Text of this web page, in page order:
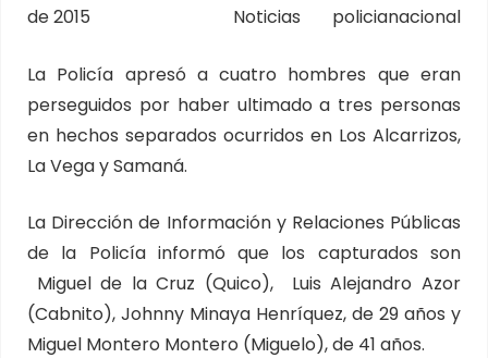
de 2015
Noticias policianacional
La Policía apresó a cuatro hombres que eran
perseguidos por haber ultimado a tres personas
en hechos separados ocurridos en Los Alcarrizos,
La Vega y Samaná.
La Dirección de Información y Relaciones Públicas
de la Policía informó que los capturados son
Miguel de la Cruz (Quico), Luis Alejandro Azor
(Cabnito), Johnny Minaya Henríquez, de 29 años y
Miguel Montero Montero (Miguelo), de 41 años.